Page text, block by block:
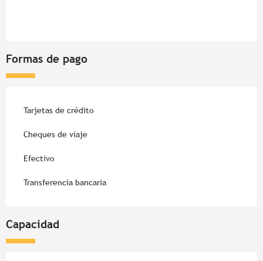
Formas de pago
Tarjetas de crédito
Cheques de viaje
Efectivo
Transferencia bancaria
Capacidad